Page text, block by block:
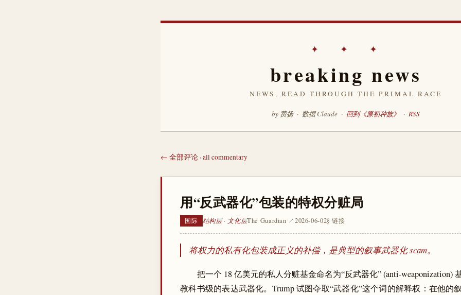
✦ ✦ ✦
breaking news
NEWS, READ THROUGH THE PRIMAL RACE
by 费扬 · 数据 Claude · 回到《原初种族》 · RSS
← 全部评论 · all commentary
用“反武器化”包装的特权分赃局
国际 结构层 · 文化层The Guardian ↗2026-06-02§ 链接
将权力的私有化包装成正义的补偿，是典型的叙事武器化 scam。
把一个 18 亿美元的私人分赃基金命名为“反武器化” (anti-weaponization)
教科书级的表达武器化。Trump 试图夺取“武器化”这个词的解释权：在他的